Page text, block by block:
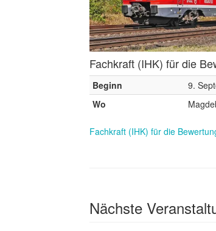
Fachkraft (IHK) für die
Beginn
9.
Wo
Fachkraft (IHK) für die
Nächste